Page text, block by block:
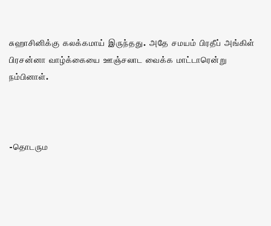
சுஹாசினிக்கு கலக்கமாய் இருந்தது. அதே சமயம் பிரதீப் அங்கிள்
பிரசன்னா வாழ்க்கையை ஊஞ்சலாட வைக்க மாட்டாரென்று
நம்பினாள்.
-தொடரும